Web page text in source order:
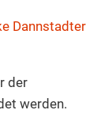
Dannstadter
der
werden.